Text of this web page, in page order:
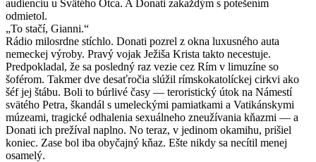
audienciu u Svätého Otca. A Donati zakaždým s potešením
odmietol.
„To stačí, Gianni.“
Rádio milosrdne stíchlo. Donati pozrel z okna luxusného auta
nemeckej výroby. Pravý vojak Ježiša Krista takto necestuje.
Predpokladal, že sa posledný raz vezie cez Rím v limuzíne so
šoférom. Takmer dve desaťročia slúžil rímskokatolíckej cirkvi ako
šéf jej štábu. Boli to búrlivé časy — teroristický útok na Námestí
svätého Petra, škandál s umeleckými pamiatkami a Vatikánskymi
múzeami, tragické odhalenia sexuálneho zneužívania kňazmi — a
Donati ich prežíval naplno. No teraz, v jedinom okamihu, prišiel
koniec. Zase bol iba obyčajný kňaz. Ešte nikdy sa necítil menej
osamelý.